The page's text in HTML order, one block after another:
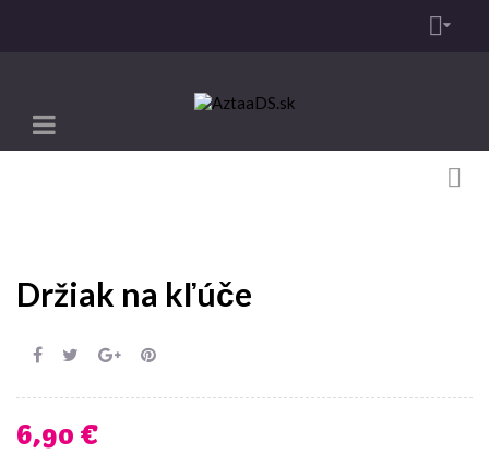

Toggle
☰

Držiak na kľúče
6,90 €